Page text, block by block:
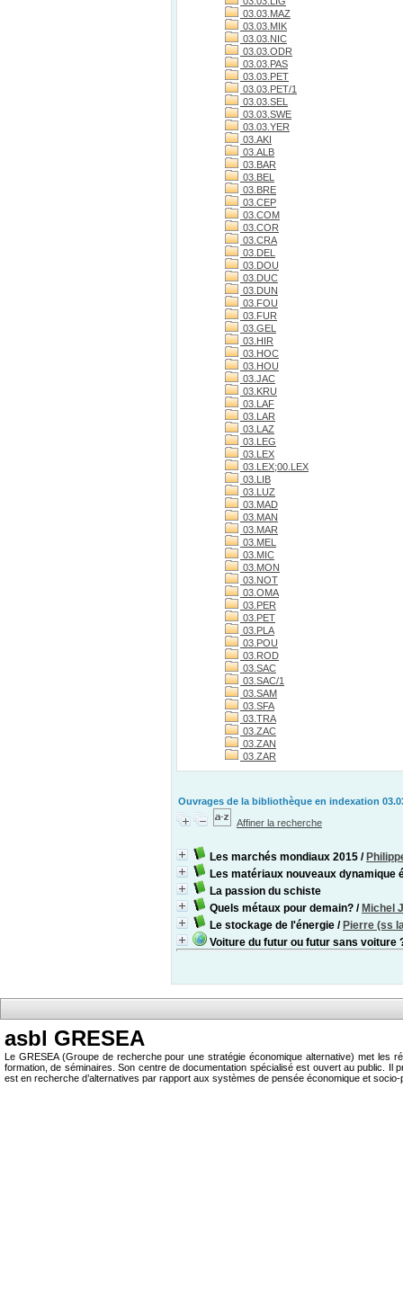
03.03.MAZ
03.03.MIK
03.03.NIC
03.03.ODR
03.03.PAS
03.03.PET
03.03.PET/1
03.03.SEL
03.03.SWE
03.03.YER
03.AKI
03.ALB
03.BAR
03.BEL
03.BRE
03.CEP
03.COM
03.COR
03.CRA
03.DEL
03.DOU
03.DUC
03.DUN
03.FOU
03.FUR
03.GEL
03.HIR
03.HOC
03.HOU
03.JAC
03.KRU
03.LAF
03.LAR
03.LAZ
03.LEG
03.LEX
03.LEX;00.LEX
03.LIB
03.LUZ
03.MAD
03.MAN
03.MAR
03.MEL
03.MIC
03.MON
03.NOT
03.OMA
03.PER
03.PET
03.PLA
03.POU
03.ROD
03.SAC
03.SAC/1
03.SAM
03.SFA
03.TRA
03.ZAC
03.ZAN
03.ZAR
Ouvrages de la bibliothèque en indexation
Affiner la recherche
Les marchés mondiaux 2015 /
Les matériaux nouveaux dynamique
La passion du schiste
Quels métaux pour demain? / Michel
Le stockage de l'énergie / Pierre (ss
Voiture du futur ou futur sans voiture
asbl GRESEA
Le GRESEA (Groupe de recherche pour une stratégie économique alternative) met les
formation, de séminaires. Son centre de documentation spécialisé est ouvert au public.
est en recherche d’alternatives par rapport aux systèmes de pensée économique et socio-